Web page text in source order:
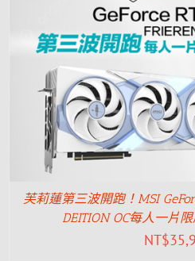
芙莉蓮第三波開跑！MSI
DEITION OC每人一片
NT$